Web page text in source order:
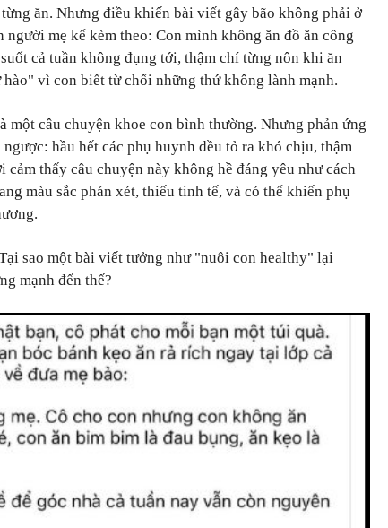
ăn. Nhưng điều khiến bài viết gây bão không phải ở
người mẹ kể kèm theo: Con mình không ăn đồ ăn công
cả tuần không đụng tới, thậm chí từng nôn khi ăn
hào" vì con biết từ chối những thứ không lành mạnh.
một câu chuyện khoe con bình thường. Nhưng phản ứng
hầu hết các phụ huynh đều tỏ ra khó chịu, thậm
thấy câu chuyện này không hề đáng yêu như cách
màu sắc phán xét, thiếu tinh tế, và có thể khiến phụ
sao một bài viết tưởng như "nuôi con healthy" lại
mạnh đến thế?